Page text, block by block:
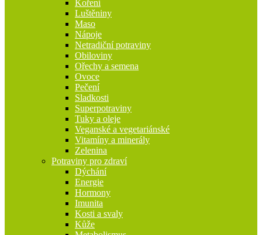
Koření
Luštěniny
Maso
Nápoje
Netradiční potraviny
Obiloviny
Ořechy a semena
Ovoce
Pečení
Sladkosti
Superpotraviny
Tuky a oleje
Veganské a vegetariánské
Vitamíny a minerály
Zelenina
Potraviny pro zdraví
Dýchání
Energie
Hormony
Imunita
Kosti a svaly
Kůže